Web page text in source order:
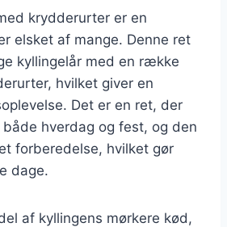
krydderurter er en
elsket af mange. Denne ret
kyllingelår med en række
hvilket giver en
Det er en ret, der
hverdag og fest, og den
forberedelse, hvilket gør
dage.
af kyllingens mørkere kød,